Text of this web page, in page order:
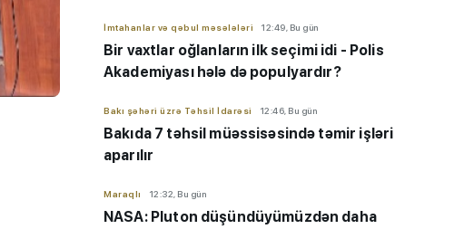
İmtahanlar və qəbul məsələləri 12:49, Bu gün
Bir vaxtlar oğlanların ilk seçimi idi - Polis
Akademiyası hələ də populyardır?
Bakı şəhəri üzrə Təhsil İdarəsi 12:46, Bu gün
Bakıda 7 təhsil müəssisəsində təmir işləri
aparılır
Maraqlı 12:32, Bu gün
NASA: Pluton düşündüyümüzdən daha